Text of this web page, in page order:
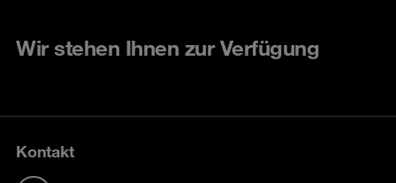
Wir stehen Ihnen zur Verfügung
Kontakt